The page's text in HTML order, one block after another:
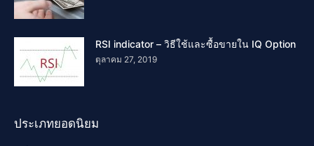
RSI indicator – วิธีใช้และซื้อขายใน IQ Option
ตุลาคม 27, 2019
ประเภทยอดนิยม